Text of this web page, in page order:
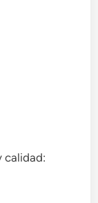
calidad: